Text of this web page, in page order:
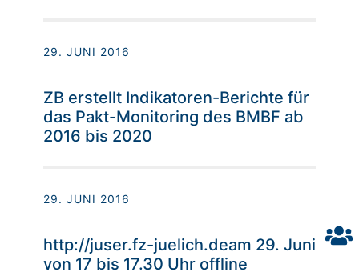
29. JUNI 2016
ZB erstellt Indikatoren-Berichte für
das Pakt-Monitoring des BMBF ab
2016 bis 2020
29. JUNI 2016
http://juser.fz-juelich.deam 29. Juni
von 17 bis 17.30 Uhr offline